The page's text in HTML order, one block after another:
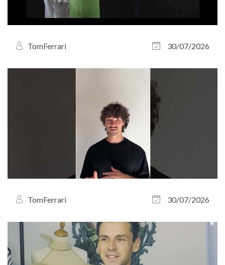
TomFerrari 30/07/2026
TomFerrari 30/07/2026